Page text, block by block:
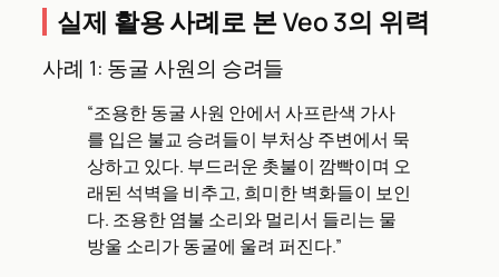
실제 활용 사례로 본 Veo 3의 위력
사례 1: 동굴 사원의 승려들
“조용한 동굴 사원 안에서 사프란색 가사
를 입은 불교 승려들이 부처상 주변에서 묵
상하고 있다. 부드러운 촛불이 깜빡이며 오
래된 석벽을 비추고, 희미한 벽화들이 보인
다. 조용한 염불 소리와 멀리서 들리는 물
방울 소리가 동굴에 울려 퍼진다.”